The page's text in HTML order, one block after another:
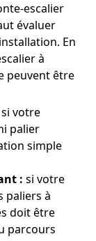
escalier
évaluer
En
à
peuvent être
si votre
palier
simple
: si votre
paliers à
doit être
parcours